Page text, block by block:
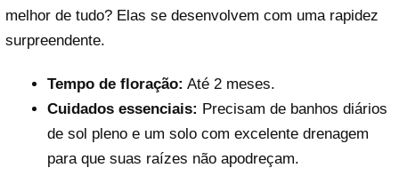
melhor de tudo? Elas se desenvolvem com uma rapidez
surpreendente.
Tempo de floração: Até 2 meses.
Cuidados essenciais: Precisam de banhos diários
de sol pleno e um solo com excelente drenagem
para que suas raízes não apodreçam.